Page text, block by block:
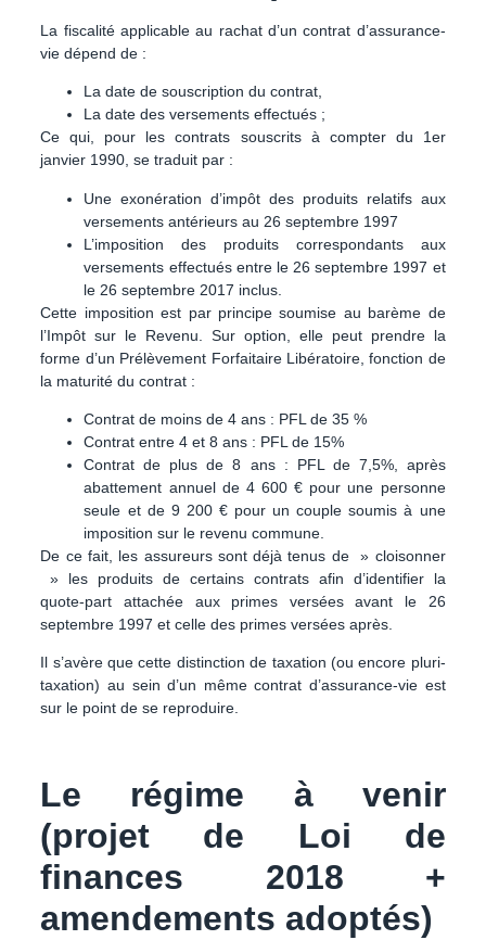
La fiscalité applicable au rachat d’un contrat d’assurance-
vie dépend de :
La date de souscription du contrat,
La date des versements effectués ;
Ce qui, pour les contrats souscrits à compter du 1er
janvier 1990, se traduit par :
Une exonération d’impôt des produits relatifs aux
versements antérieurs au 26 septembre 1997
L’imposition des produits correspondants aux
versements effectués entre le 26 septembre 1997 et
le 26 septembre 2017 inclus.
Cette imposition est par principe soumise au barème de
l’Impôt sur le Revenu . Sur option, elle peut prendre la
forme d’un Prélèvement Forfaitaire Libératoire, fonction de
la maturité du contrat :
Contrat de moins de 4 ans : PFL de 35 %
Contrat entre 4 et 8 ans : PFL de 15%
Contrat de plus de 8 ans : PFL de 7,5%, après
abattement annuel de 4 600 € pour une personne
seule et de 9 200 € pour un couple soumis à une
imposition sur le revenu commune.
De ce fait, les assureurs sont déjà tenus de » cloisonner
» les produits de certains contrats afin d’identifier la
quote-part attachée aux primes versées avant le 26
septembre 1997 et celle des primes versées après.
Il s’avère que cette distinction de taxation (ou encore pluri-
taxation) au sein d’un même contrat d’assurance-vie est
sur le point de se reproduire.
Le régime à venir
(projet de Loi de
finances 2018 +
amendements adoptés)